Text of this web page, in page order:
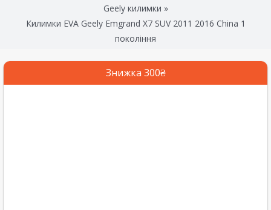
Geely килимки »
Килимки EVA Geely Emgrand X7 SUV 2011 2016 China 1
покоління
Знижка 300₴